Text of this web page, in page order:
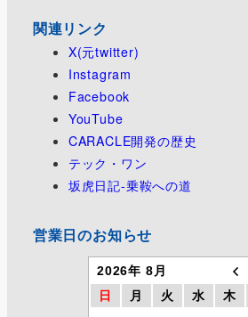
関連リンク
X(元twitter)
Instagram
Facebook
YouTube
CARACLE開発の歴史
テック・ワン
坂虎日記-乗鞍への道
営業日のお知らせ
2026年 8月
日
月 火 水 木